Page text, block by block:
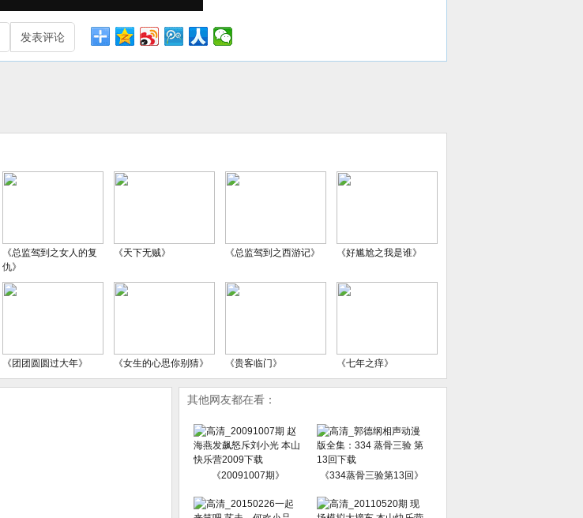
发表评论
《总监驾到之女人的复
仇》
《天下无贼》 《总监驾到之西游记》 《好尴尬之我是谁》
《团团圆圆过大年》 《女生的心思你别猜》 《贵客临门》 《七年之痒》
其他网友都在看：
《20091007期》 《334蒸骨三验第13回》